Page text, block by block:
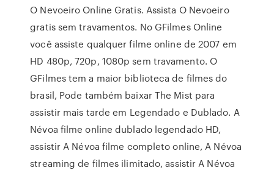
O Nevoeiro Online Gratis. Assista O Nevoeiro
gratis sem travamentos. No GFilmes Online
você assiste qualquer filme online de 2007 em
HD 480p, 720p, 1080p sem travamento. O
GFilmes tem a maior biblioteca de filmes do
brasil, Pode também baixar The Mist para
assistir mais tarde em Legendado e Dublado. A
Névoa filme online dublado legendado HD,
assistir A Névoa filme completo online, A Névoa
streaming de filmes ilimitado, assistir A Névoa